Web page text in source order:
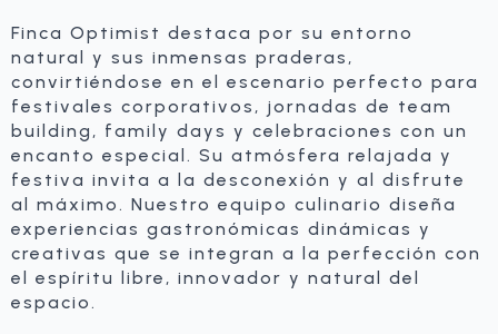
Finca Optimist destaca por su entorno
natural y sus inmensas praderas,
convirtiéndose en el escenario perfecto para
festivales corporativos, jornadas de team
building, family days y celebraciones con un
encanto especial. Su atmósfera relajada y
festiva invita a la desconexión y al disfrute
al máximo. Nuestro equipo culinario diseña
experiencias gastronómicas dinámicas y
creativas que se integran a la perfección con
el espíritu libre, innovador y natural del
espacio.